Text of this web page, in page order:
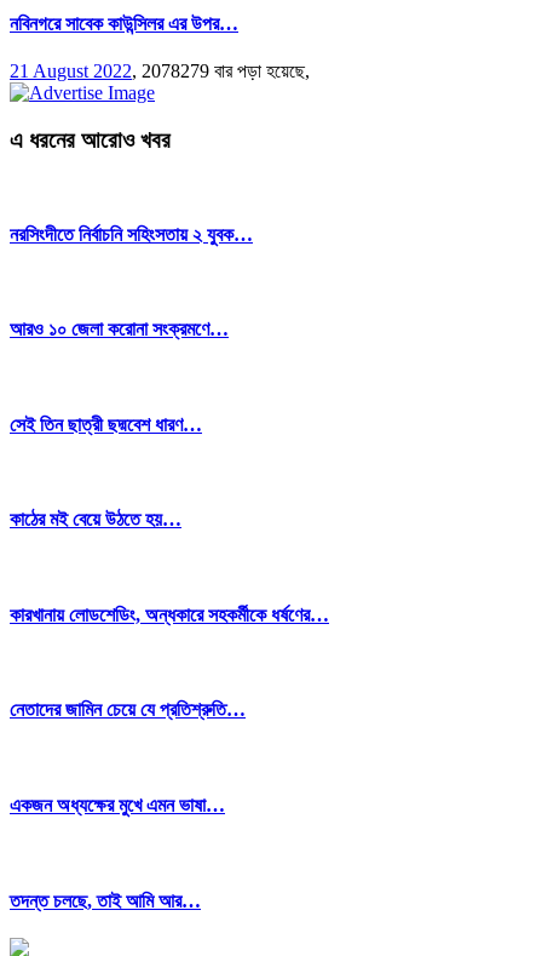
নবিনগরে সাবেক কাউন্সিলর এর উপর…
21 August 2022, 2078279 বার পড়া হয়েছে,
এ ধরনের আরোও খবর
নরসিংদীতে নির্বাচনি সহিংসতায় ২ যুবক…
আরও ১০ জেলা করোনা সংক্রমণে…
সেই তিন ছাত্রী ছদ্মবেশ ধারণ…
কাঠের মই বেয়ে উঠতে হয়…
কারখানায় লোডশেডিং, অন্ধকারে সহকর্মীকে ধর্ষণের…
নেতাদের জামিন চেয়ে যে প্রতিশ্রুতি…
একজন অধ্যক্ষের মুখে এমন ভাষা…
তদন্ত চলছে, তাই আমি আর…